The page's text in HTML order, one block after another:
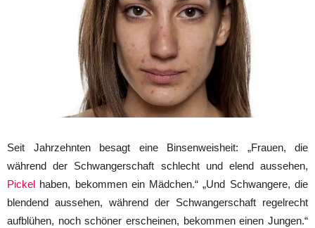
Seit Jahrzehnten besagt eine Binsenweisheit: „Frauen, die
während der Schwangerschaft schlecht und elend aussehen,
Pickel haben, bekommen ein Mädchen.“ „Und Schwangere, die
blendend aussehen, während der Schwangerschaft regelrecht
aufblühen, noch schöner erscheinen, bekommen einen Jungen.“